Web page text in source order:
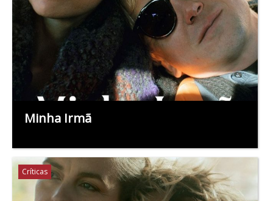
Minha Irmã
Críticas